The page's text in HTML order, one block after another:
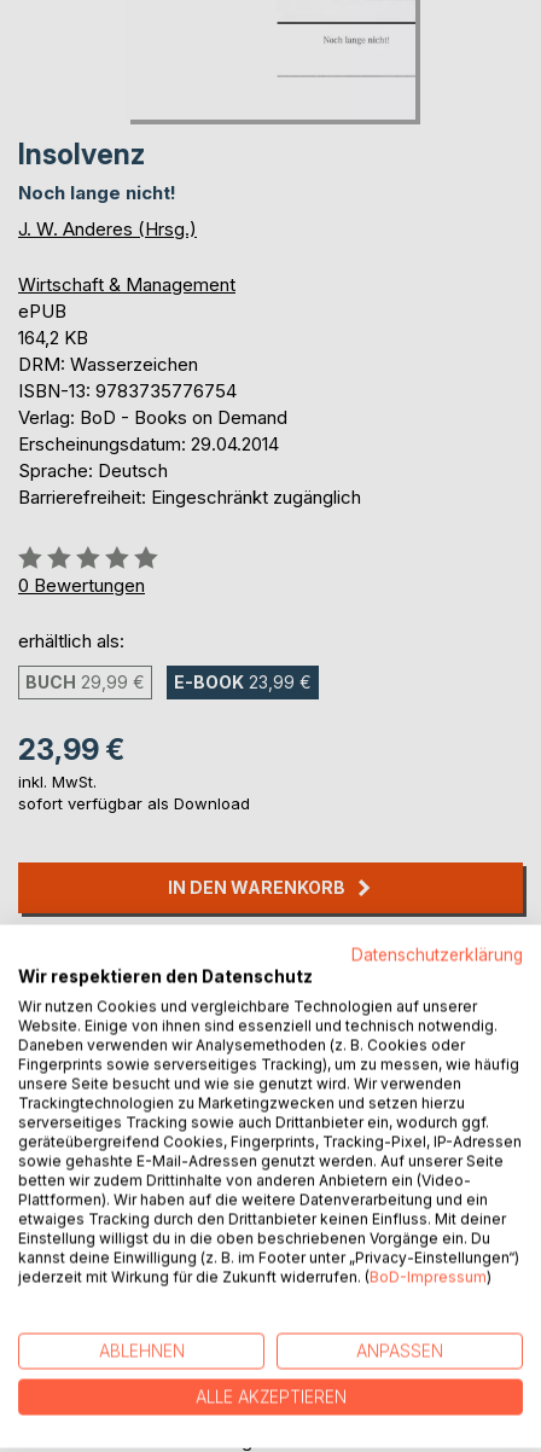
Insolvenz
Noch lange nicht!
J. W. Anderes (Hrsg.)
Wirtschaft & Management
ePUB
164,2 KB
DRM: Wasserzeichen
ISBN-13: 9783735776754
Verlag: BoD - Books on Demand
Erscheinungsdatum: 29.04.2014
Sprache: Deutsch
Barrierefreiheit: Eingeschränkt zugänglich
Bewertung::
0%
0 Bewertungen
erhältlich als:
BUCH 29,99 € E-BOOK 23,99 €
23,99 €
inkl. MwSt.
sofort verfügbar als Download
IN DEN WARENKORB
Titel bewerten
BESCHREIBUNG
Mit diesem Debütwerk von J.W.Anderes erfahren Sie alles
um eine Insolvenz zu verhindern oder wie Sie trotz
bevorstehender Insolvenz, Ihrer Vermögenswerte sichern.
verschiedenen Strategien Zeit gewinnen können sondern
auch wie Sie gezielt Verfahren und Gläubiger sabotieren
können. Beispiele sind genügend aufgeführt sodass Sie am
Ende mit Sicherheit Ihr Vermögen behalten. Nach Ihnen die
Datenschutzerklärung
Wir respektieren den Datenschutz
Wir nutzen Cookies und vergleichbare Technologien auf unserer
Website. Einige von ihnen sind essenziell und technisch notwendig.
Daneben verwenden wir Analysemethoden (z. B. Cookies oder
Fingerprints sowie serverseitiges Tracking), um zu messen, wie häufig
unsere Seite besucht und wie sie genutzt wird. Wir verwenden
Trackingtechnologien zu Marketingzwecken und setzen hierzu
serverseitiges Tracking sowie auch Drittanbieter ein, wodurch ggf.
geräteübergreifend Cookies, Fingerprints, Tracking-Pixel, IP-Adressen
sowie gehashte E-Mail-Adressen genutzt werden. Auf unserer Seite
betten wir zudem Drittinhalte von anderen Anbietern ein (Video-
Plattformen). Wir haben auf die weitere Datenverarbeitung und ein
etwaiges Tracking durch den Drittanbieter keinen Einfluss. Mit deiner
Einstellung willigst du in die oben beschriebenen Vorgänge ein. Du
kannst deine Einwilligung (z. B. im Footer unter „Privacy-Einstellungen“)
jederzeit mit Wirkung für die Zukunft widerrufen. (BoD-Impressum)
ABLEHNEN ANPASSEN
ALLE AKZEPTIEREN